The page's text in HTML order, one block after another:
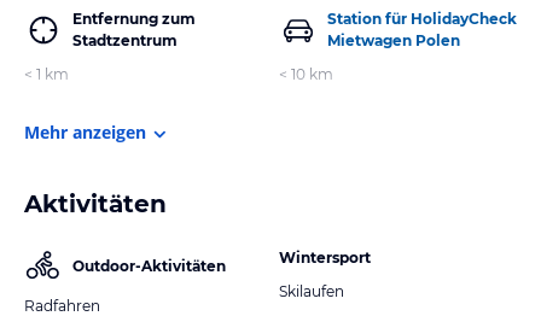
Entfernung zum
Stadtzentrum
< 1 km
Station für HolidayCheck
Mietwagen Polen
< 10 km
Mehr anzeigen
Aktivitäten
Outdoor-Aktivitäten
Radfahren
Wintersport
Skilaufen